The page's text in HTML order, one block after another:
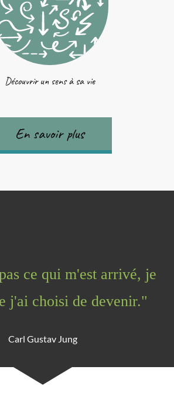
Découvrir un sens à sa vie
En savoir plus
ce qui m'est arrivé, je
j'ai choisi de devenir."
Carl Gustav Jung